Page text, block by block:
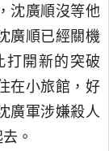
沈廣順沒等他
廣順已經關機
打開新的突破
在小旅館，好
廣軍涉嫌殺人
。